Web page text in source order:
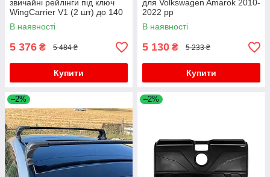
звичайні рейлінги під ключ
WingCarrier V1 (2 шт) до 140
см, чорний для Volkswagen
Amarok 2010-2022 рр
В наявності
5 376 ₴ 5 484 ₴
Купити
для Volkswagen Amarok 2010-
2022 рр
В наявності
5 130 ₴ 5 233 ₴
Купити
–2% –2%